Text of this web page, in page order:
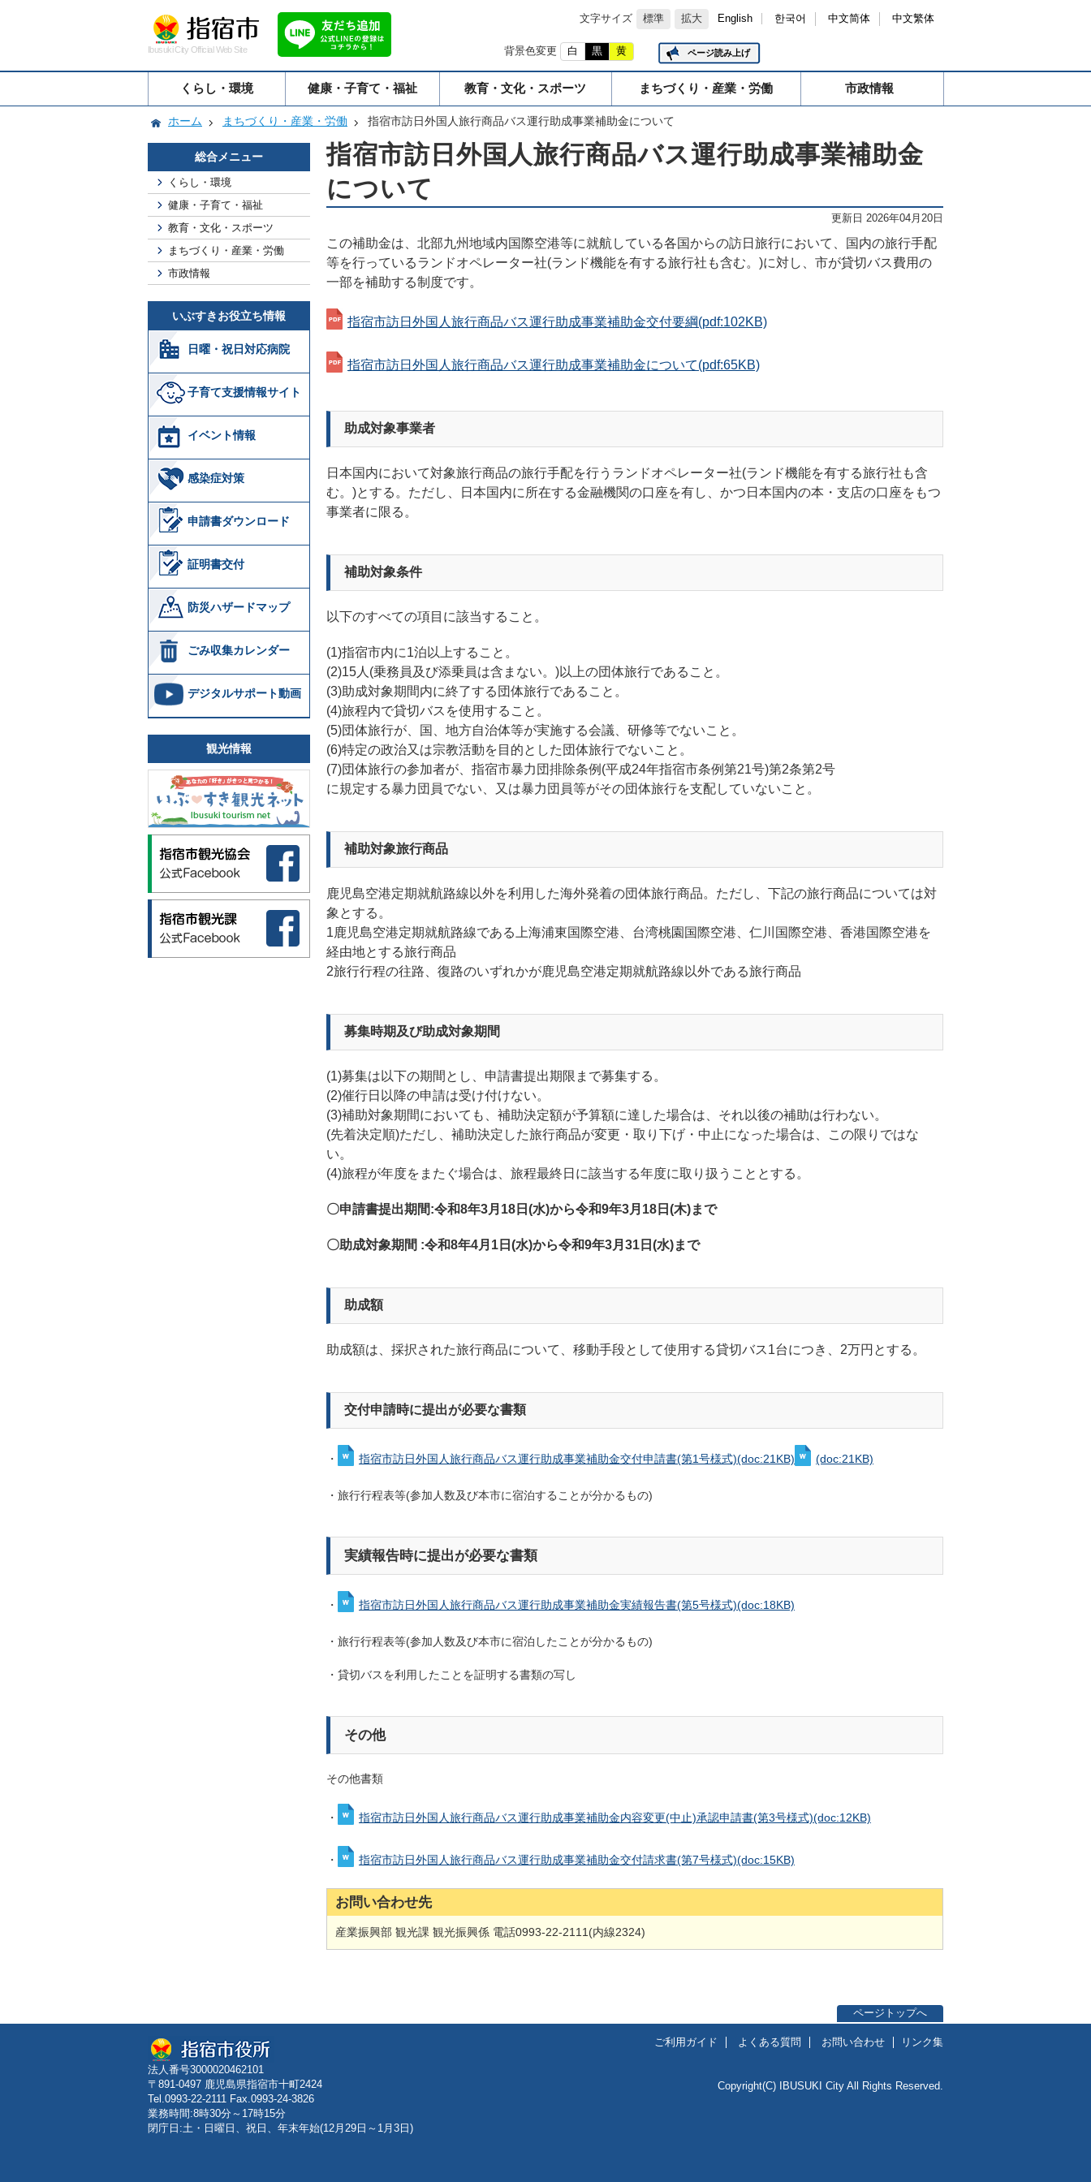
文字サイズ 標準 拡大 English 한국어 中文简体 中文繁体
Ibusuki City Official Web Site 背景色変更 白 黒 黄 ページ読み上げ
くらし・環境 健康・子育て・福祉 教育・文化・スポーツ まちづくり・産業・労働 市政情報
ホーム まちづくり・産業・労働 指宿市訪日外国人旅行商品バス運行助成事業補助金について
総合メニュー
くらし・環境
健康・子育て・福祉
教育・文化・スポーツ
まちづくり・産業・労働
市政情報
いぶすきお役立ち情報
日曜・祝日対応病院
子育て支援情報サイト
イベント情報
感染症対策
申請書ダウンロード
証明書交付
防災ハザードマップ
ごみ収集カレンダー
デジタルサポート動画
観光情報
指宿市訪日外国人旅行商品バス運行助成事業補助金
について
更新日 2026年04月20日
この補助金は、北部九州地域内国際空港等に就航している各国からの訪日旅行において、国内の旅行手配
等を行っているランドオペレーター社(ランド機能を有する旅行社も含む。)に対し、市が貸切バス費用の
一部を補助する制度です。
指宿市訪日外国人旅行商品バス運行助成事業補助金交付要綱(pdf:102KB)
指宿市訪日外国人旅行商品バス運行助成事業補助金について(pdf:65KB)
助成対象事業者
日本国内において対象旅行商品の旅行手配を行うランドオペレーター社(ランド機能を有する旅行社も含
む。)とする。ただし、日本国内に所在する金融機関の口座を有し、かつ日本国内の本・支店の口座をもつ
事業者に限る。
補助対象条件
以下のすべての項目に該当すること 。
(1)指宿市内に1泊以上すること。
(2)15人(乗務員及び添乗員は含まない。)以上の団体旅行であること。
(3)助成対象期間内に終了する団体旅行であること。
(4)旅程内で貸切バスを使用すること。
(5)団体旅行が、国、地方自治体等が実施する会議、研修等でないこと。
(6)特定の政治又は宗教活動を目的とした団体旅行でないこと。
(7)団体旅行の参加者が、指宿市暴力団排除条例(平成24年指宿市条例第21号)第2条第2号
に規定する暴力団員でない、又は暴力団員等がその団体旅行を支配していないこと。
補助対象旅行商品
鹿児島空港定期就航路線以外を利用した海外発着の団体旅行商品。ただし、下記の旅行商品については対
象とする。
1鹿児島空港定期就航路線である上海浦東国際空港、台湾桃園国際空港、仁川国際空港、香港国際空港を
経由地とする旅行商品
2旅行行程の往路、復路のいずれかが鹿児島空港定期就航路線以外である旅行商品
募集時期及び助成対象期間
(1)募集は以下の期間とし、申請書提出期限まで募集する。
(2)催行日以降の申請は受け付けない。
(3)補助対象期間においても、補助決定額が予算額に達した場合は、それ以後の補助は行わない。
(先着決定順)ただし、補助決定した旅行商品が変更・取り下げ・中止になった場合は、この限り ではな
い。
(4)旅程が年度をまたぐ場合は、旅程最終日に該当する年度に取り扱うこととする。
〇申請書提出期間:令和8年3月18日(水)から令和9年3月18日(木)まで
〇助成対象期間 :令和8年4月1日(水)から令和9年3月31日(水)まで
助成額
助成額は、採択された旅行商品について、移動手段として使用する貸切バス1台につき、2万円とする。
交付申請時に提出が必要な書類
・ 指宿市訪日外国人旅行商品バス運行助成事業補助金交付申請書(第1号様式)(doc:21KB) (doc:21KB)
・旅行行程表等(参加人数及び本市に宿泊することが分かるもの)
実績報告時に提出が必要な書類
・ 指宿市訪日外国人旅行商品バス運行助成事業補助金実績報告書(第5号様式)(doc:18KB)
・旅行行程表等(参加人数及び本市に宿泊したことが分かるもの)
・貸切バスを利用したことを証明する書類の写し
その他
その他書類
・ 指宿市訪日外国人旅行商品バス運行助成事業補助金内容変更(中止)承認申請書(第3号様式)(doc:12KB)
・ 指宿市訪日外国人旅行商品バス運行助成事業補助金交付請求書(第7号様式)(doc:15KB)
お問い合わせ先
産業振興部 観光課 観光振興係 電話0993-22-2111(内線2324)
ページトップへ
法人番号3000020462101
〒891-0497 鹿児島県指宿市十町2424
Tel.0993-22-2111 Fax.0993-24-3826
業務時間:8時30分～17時15分
閉庁日:土・日曜日、祝日、年末年始(12月29日～1月3日)
ご利用ガイド よくある質問 お問い合わせ リンク集
Copyright(C) IBUSUKI City All Rights Reserved.